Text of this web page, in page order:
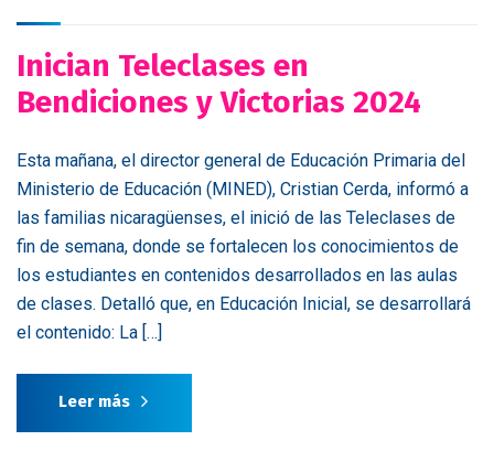
Inician Teleclases en
Bendiciones y Victorias 2024
Esta mañana, el director general de Educación Primaria del
Ministerio de Educación (MINED), Cristian Cerda, informó a
las familias nicaragüenses, el inició de las Teleclases de
fin de semana, donde se fortalecen los conocimientos de
los estudiantes en contenidos desarrollados en las aulas
de clases. Detalló que, en Educación Inicial, se desarrollará
el contenido: La […]
Leer más